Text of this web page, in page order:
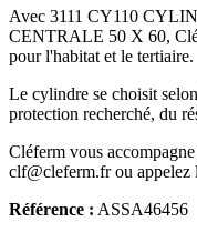
Avec 3111 CY110
CENTRALE 50 X 60,
pour l'habitat et le tertiaire.
Le cylindre se choisit
protection recherché, du
Cléferm vous
clf@cleferm.fr ou appelez
Référence : ASSA46456